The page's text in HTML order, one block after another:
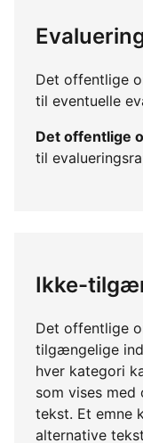
Det offentlige
til eventuelle
Det offentlige
til
Ikke-
Det offentlige
tilgængelige
hver kategori
som vises
tekst. Et emne
alternative